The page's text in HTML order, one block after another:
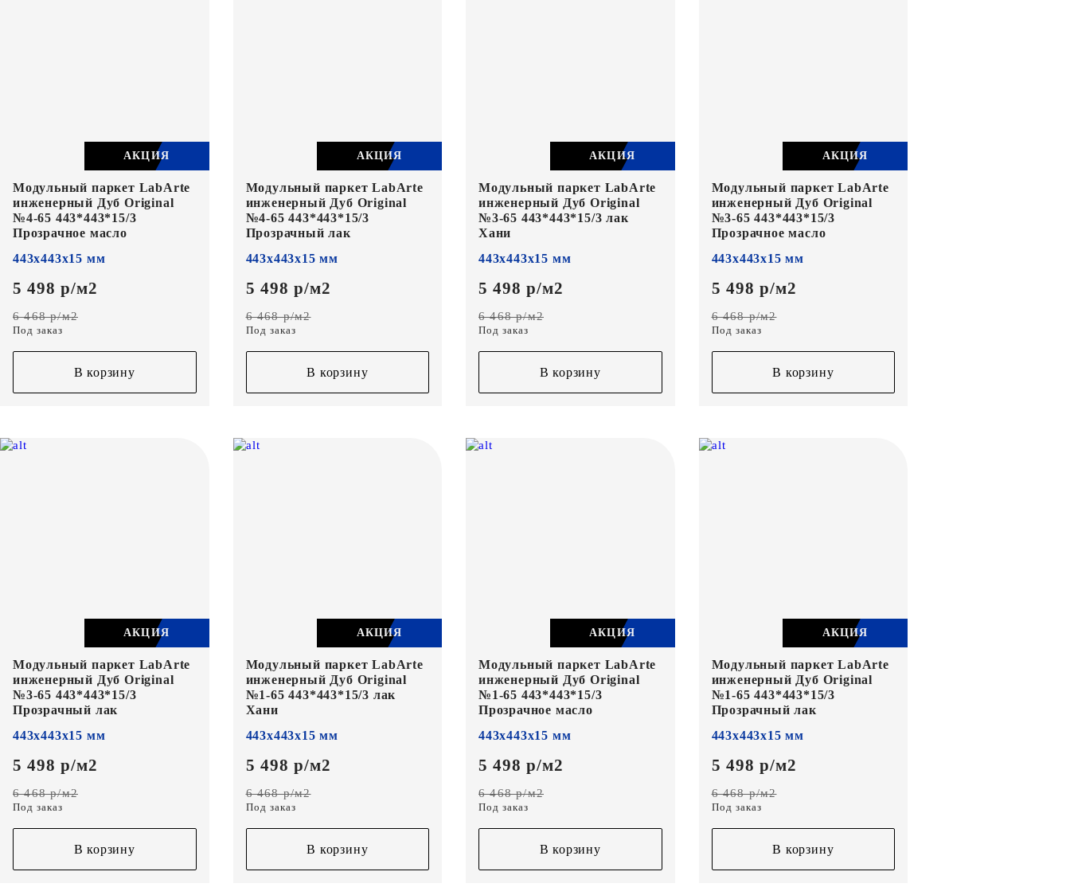
АКЦИЯ
Модульный паркет LabArte
инженерный Дуб Original
№4-65 443*443*15/3
Прозрачное масло
443х443х15 мм
5 498 р/м2
6 468 р/м2
Под заказ
В корзину
АКЦИЯ
Модульный паркет LabArte
инженерный Дуб Original
№4-65 443*443*15/3
Прозрачный лак
443х443х15 мм
5 498 р/м2
6 468 р/м2
Под заказ
В корзину
АКЦИЯ
Модульный паркет LabArte
инженерный Дуб Original
№3-65 443*443*15/3 лак
Хани
443х443х15 мм
5 498 р/м2
6 468 р/м2
Под заказ
В корзину
АКЦИЯ
Модульный паркет LabArte
инженерный Дуб Original
№3-65 443*443*15/3
Прозрачное масло
443х443х15 мм
5 498 р/м2
6 468 р/м2
Под заказ
В корзину
АКЦИЯ
Модульный паркет LabArte
инженерный Дуб Original
№3-65 443*443*15/3
Прозрачный лак
443х443х15 мм
5 498 р/м2
6 468 р/м2
Под заказ
В корзину
АКЦИЯ
Модульный паркет LabArte
инженерный Дуб Original
№1-65 443*443*15/3 лак
Хани
443х443х15 мм
5 498 р/м2
6 468 р/м2
Под заказ
В корзину
АКЦИЯ
Модульный паркет LabArte
инженерный Дуб Original
№1-65 443*443*15/3
Прозрачное масло
443х443х15 мм
5 498 р/м2
6 468 р/м2
Под заказ
В корзину
АКЦИЯ
Модульный паркет LabArte
инженерный Дуб Original
№1-65 443*443*15/3
Прозрачный лак
443х443х15 мм
5 498 р/м2
6 468 р/м2
Под заказ
В корзину